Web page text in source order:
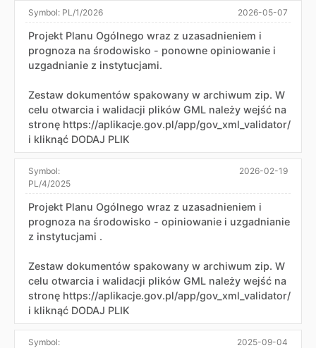
Symbol: PL/1/2026 2026-05-07
Projekt Planu Ogólnego wraz z uzasadnieniem i
prognoza na środowisko - ponowne opiniowanie i
uzgadnianie z instytucjami.
Zestaw dokumentów spakowany w archiwum zip. W
celu otwarcia i walidacji plików GML należy wejść na
stronę https://aplikacje.gov.pl/app/gov_xml_validator/
i kliknąć DODAJ PLIK
Symbol:
PL/4/2025
2026-02-19
Projekt Planu Ogólnego wraz z uzasadnieniem i
prognoza na środowisko - opiniowanie i uzgadnianie
z instytucjami .
Zestaw dokumentów spakowany w archiwum zip. W
celu otwarcia i walidacji plików GML należy wejść na
stronę https://aplikacje.gov.pl/app/gov_xml_validator/
i kliknąć DODAJ PLIK
Symbol:
2025-09-04